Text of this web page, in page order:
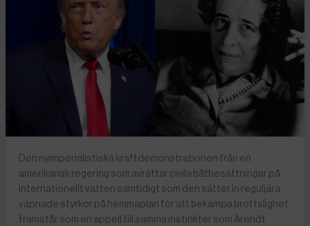
Den nyimperialistiska kraftdemonstrationen från en
amerikansk regering som avrättar civila båtbesättningar på
internationellt vatten samtidigt som den sätter in reguljära
väpnade styrkor på hemmaplan för att bekämpa brottslighet
framstår som en appell till samma instinkter som Arendt